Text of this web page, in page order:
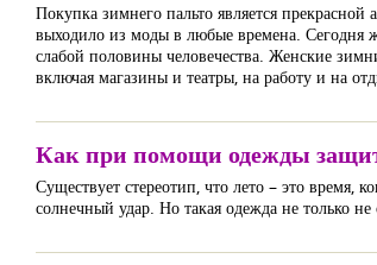
Покупка зимнего пальто является
выходило из моды в любые времена. Сегодня
слабой половины человечества. Женские
включая магазины и театры, на работу и на
Как при помощи одежды
Существует стереотип, что лето – это время,
солнечный удар. Но такая одежда не только не